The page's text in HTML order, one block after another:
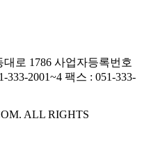
로 1786 사업자등록번호
333-2001~4 팩스 : 051-333-
ALL RIGHTS